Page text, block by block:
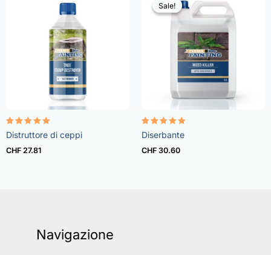
Rated
5.00
out of 5
Distruttore di ceppi
CHF 27.81
Sale!
Sale!
Rated
4.73
out of 5
Diserbante
CHF 30.60
Navigazione